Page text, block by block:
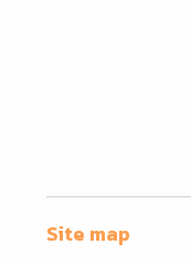
Site map